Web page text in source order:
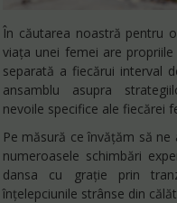
În căutarea noastră pentru
viața unei femei are
separată a fiecărui interval
ansamblu asupra
nevoile specifice ale fiecărei
Pe măsură ce învățăm să
numeroasele schimbări
dansa cu grație prin
înțelepciunile strânse din